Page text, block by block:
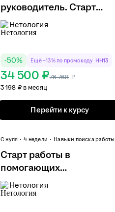
руководитель. Старт
карьеры
Нетология
-50% Ещё −13% по промокоду HH13
34 500 ₽76 768 ₽
3 198 ₽ в месяц
Перейти к курсу
С нуля 4 недели Навыки поиска работы
Старт работы в
помогающих
профессиях: как ...
Нетология